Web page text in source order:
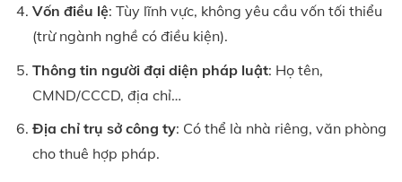
Vốn điều lệ: Tùy lĩnh vực, không yêu cầu vốn tối thiểu
(trừ ngành nghề có điều kiện).
Thông tin người đại diện pháp luật: Họ tên,
CMND/CCCD, địa chỉ…
Địa chỉ trụ sở công ty: Có thể là nhà riêng, văn phòng
cho thuê hợp pháp.